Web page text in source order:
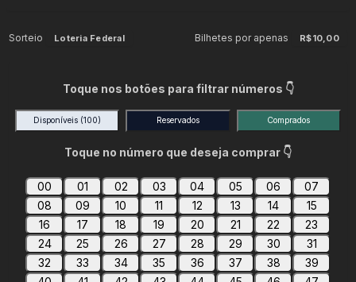
Sorteio Loteria Federal Bilhetes por apenas R$10,00
Toque nos botões para filtrar números 👇
Disponíveis (100) Reservados Comprados
Toque no número que deseja comprar 👇
00 01 02 03 04 05 06
07
08
09 10 11 12 13 14
15
16
17 18 19 20 21 22
23
24
25 26 27 28 29 30
31
32
33 34 35 36 37 38
39